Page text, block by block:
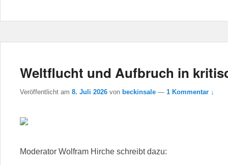
Weltflucht und Aufbruch in
Veröffentlicht am 8. Juli 2026 von beckinsale — 1 Kommentar ↓
Moderator Wolfram Hirche schreibt dazu: